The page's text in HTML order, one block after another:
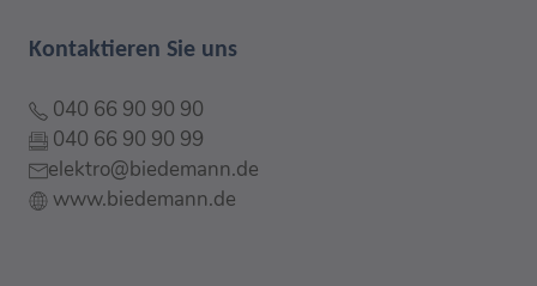
Kontaktieren Sie uns
040 66 90 90 90
040 66 90 90 99
elektro@biedemann.de
www.biedemann.de